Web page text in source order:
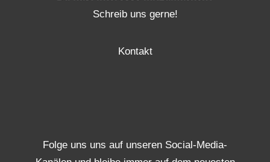
Schreib uns gerne!
Kontakt
Folge uns uns auf unseren Social-Media-